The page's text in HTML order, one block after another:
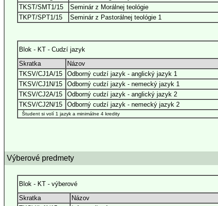
TKST/SMT1/15
Seminár z Morálnej teológie
TKPT/SPT1/15
Seminár z Pastorálnej teológie 1
Blok - KT - Cudzí jazyk
Skratka
Názov
TKSV/CJ1A/15
Odborný cudzí jazyk - anglický jazyk 1
TKSV/CJ1N/15
Odborný cudzí jazyk - nemecký jazyk 1
TKSV/CJ2A/15
Odborný cudzí jazyk - anglický jazyk 2
TKSV/CJ2N/15
Odborný cudzí jazyk - nemecký jazyk 2
Študent si volí 1 jazyk a minimálne 4 kredity
Výberové predmety
Blok - KT - výberové
Skratka
Názov